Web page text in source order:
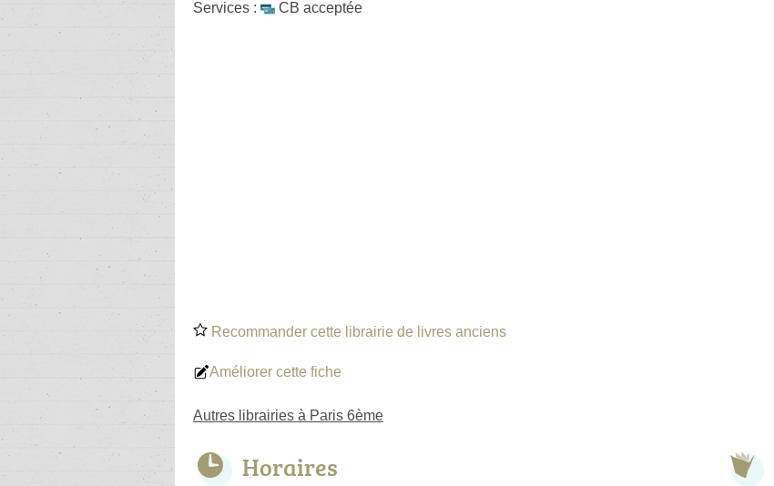
Services :
CB acceptée
Recommander cette librairie de livres anciens
Améliorer cette fiche
Autres librairies à Paris 6ème
Horaires